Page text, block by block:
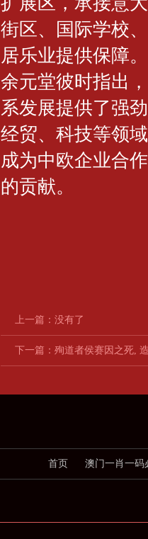
街区、国际学校
居乐业提供保障。
余元堂彼时指出
系发展提供了强
经贸、科技等领
成为中欧企业合
的贡献。
上一篇：没有了
下一篇： 殉道者侯赛因之死,
首页 澳门一肖一码